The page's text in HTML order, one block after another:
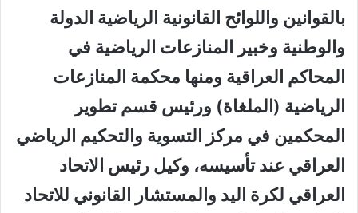
بالقوانين واللوائح القانونية الرياضية الدولة
والوطنية وخبير المنازعات الرياضية في
المحاكم العراقية ومنها محكمة المنازعات
الرياضية (الملغاة) ورئيس قسم تطوير
المحكمين في مركز التسوية والتحكيم الرياضي
العراقي عند تأسيسه، وكيل رئيس الاتحاد
العراقي لكرة اليد والمستشار القانوني للاتحاد